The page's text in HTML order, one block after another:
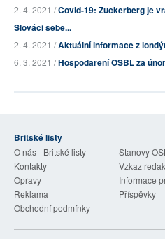
2. 4. 2021 /Covid-19: Zuckerberg je
Slováci sebe...
2. 4. 2021 /Aktuální informace z
6. 3. 2021 /Hospodaření OSBL za
Britské listy
O nás - Britské listy
Stanovy
Kontakty
Vzkaz
Opravy
Informace
Reklama
Příspěvky
Obchodní podmínky